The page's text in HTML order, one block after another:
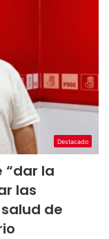
Destacado
“dar la
las
de